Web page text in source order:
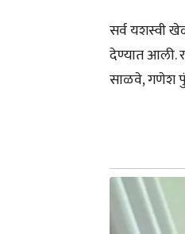
सर्व यशस्वी
देण्यात आली.
साळवे, गणेश